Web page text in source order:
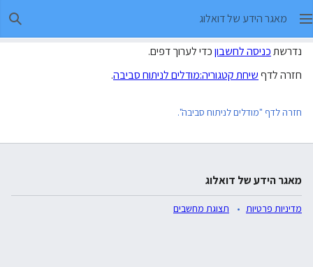
מאגר הידע של דואלוג
נדרשתכניסה לחשבוןכדי לערוך דפים.
חזרה לדףשיחת קטגוריה:מודלים לניתוח סביבה.
חזרה לדף "מודלים לניתוח סביבה".
מאגר הידע של דואלוג
מדיניות פרטיות תצוגת מחשבים